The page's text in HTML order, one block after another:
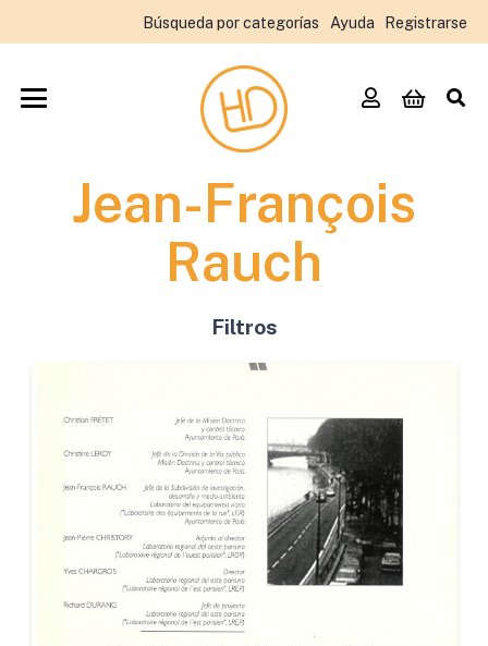
Búsqueda por categorías Ayuda Registrarse
Jean-François
Rauch
Filtros